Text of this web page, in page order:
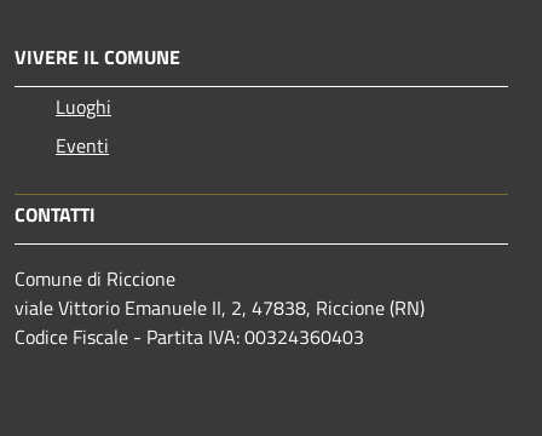
VIVERE IL COMUNE
Luoghi
Eventi
CONTATTI
Comune di Riccione
viale Vittorio Emanuele II, 2, 47838, Riccione (RN)
Codice Fiscale - Partita IVA: 00324360403